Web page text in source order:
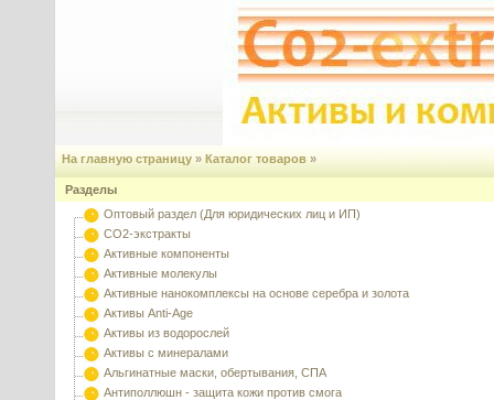
На главную страницу » Каталог товаров »
Разделы
Оптовый раздел (Для юридических лиц и ИП)
CO2-экстракты
Активные компоненты
Активные молекулы
Активные нанокомплексы на основе серебра и золота
Активы Anti-Age
Активы из водорослей
Активы с минералами
Альгинатные маски, обертывания, СПА
Антиполлюшн - защита кожи против смога